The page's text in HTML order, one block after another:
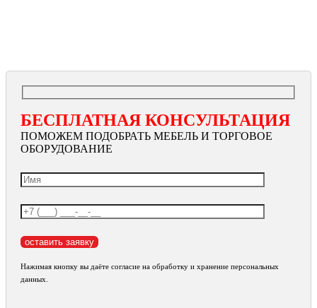
БЕСПЛАТНАЯ КОНСУЛЬТАЦИЯ
ПОМОЖЕМ ПОДОБРАТЬ МЕБЕЛЬ И ТОРГОВОЕ
ОБОРУДОВАНИЕ
Нажимая кнопку вы даёте согласие на обработку и хранение персональных
данных.